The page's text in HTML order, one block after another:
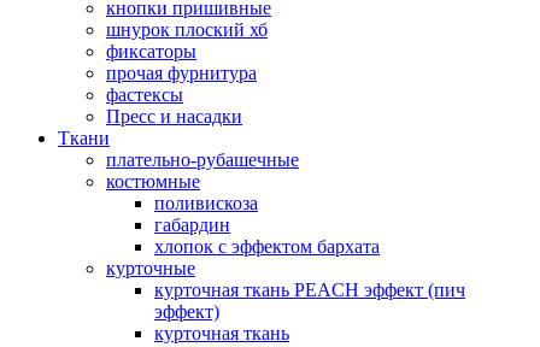
кнопки пришивные
шнурок плоский хб
фиксаторы
прочая фурнитура
фастексы
Пресс и насадки
Ткани
плательно-рубашечные
костюмные
поливискоза
габардин
хлопок с эффектом бархата
курточные
курточная ткань PEACH эффект (пич
эффект)
курточная ткань